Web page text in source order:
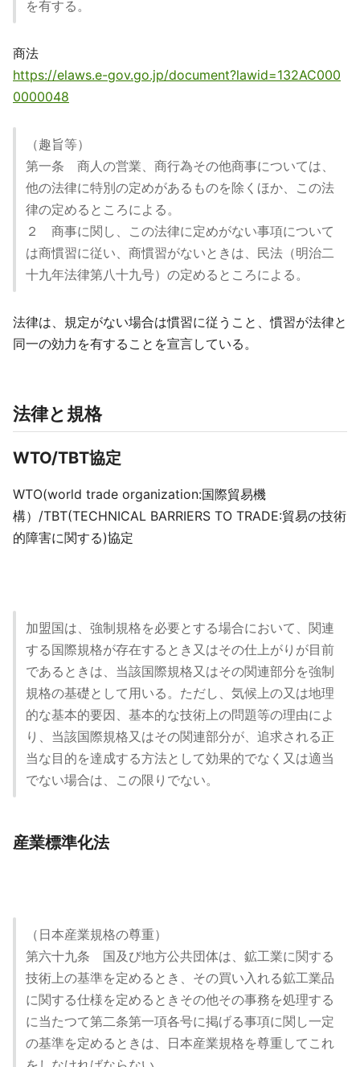
を有する。
商法
https://elaws.e-gov.go.jp/document?lawid=132AC000
0000048
（趣旨等）
第一条 商人の営業、商行為その他商事については、
他の法律に特別の定めがあるものを除くほか、この法
律の定めるところによる。
２ 商事に関し、この法律に定めがない事項について
は商慣習に従い、商慣習がないときは、民法（明治二
十九年法律第八十九号）の定めるところによる。
法律は、規定がない場合は慣習に従うこと、慣習が法律と
同一の効力を有することを宣言している。
法律と規格
WTO/TBT協定
WTO(world trade organization:国際貿易機
構）/TBT(TECHNICAL BARRIERS TO TRADE:貿易の技術
的障害に関する)協定
加盟国は、強制規格を必要とする場合において、関連
する国際規格が存在するとき又はその仕上がりが目前
であるときは、当該国際規格又はその関連部分を強制
規格の基礎として用いる。ただし、気候上の又は地理
的な基本的要因、基本的な技術上の問題等の理由によ
り、当該国際規格又はその関連部分が、追求される正
当な目的を達成する方法として効果的でなく又は適当
でない場合は、この限りでない。
産業標準化法
（日本産業規格の尊重）
第六十九条 国及び地方公共団体は、鉱工業に関する
技術上の基準を定めるとき、その買い入れる鉱工業品
に関する仕様を定めるときその他その事務を処理する
に当たつて第二条第一項各号に掲げる事項に関し一定
の基準を定めるときは、日本産業規格を尊重してこれ